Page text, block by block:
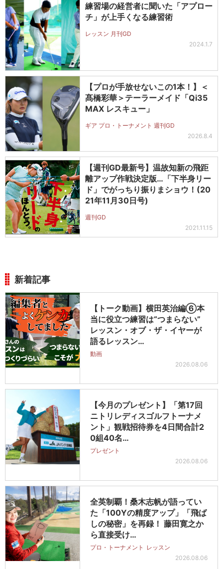
練習場の経営者に聞いた「アプロー
チ」が上手くなる練習術
レッスン 月刊GD
2024.1.7
【プロが手放せないこの1本！】＜
髙橋彩華＞テーラーメイド「Qi35
MAX レスキュー」
ギア プロ・トーナメント 週刊GD
2026.8.4
【週刊GD最新号】温故知新の飛距
離アップ作戦決定版…「下半身リー
ド」でがっちり振りまショウ！(20
21年11月30日号)
週刊GD
2021.11.15
新着記事
【トーク動画】横田英治編⑥本
当に役立つ練習は“つまらない”
レッスン・オブ・ザ・イヤーが
語るレッスン…
動画
2026.08.06
【今月のプレゼント】「第17回
ニトリレディスゴルフトーナメ
ント」観戦招待券を4日間合計2
0組40名…
プレゼント
2026.08.06
全英制覇！桑木志帆が語ってい
た「100Yの精度アップ」「飛ば
しの秘密」を再録！ 藤田寛之か
ら直接受け…
プロ・トーナメント レッスン
2026.08.06